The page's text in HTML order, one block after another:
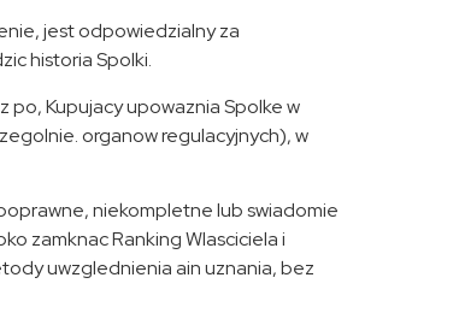
jest odpowiedzialny za
historia Spolki.
po, Kupujacy upowaznia Spolke w
organow regulacyjnych), w
niekompletne lub swiadomie
zamknac Ranking Wlasciciela i
uwzglednienia ain uznania, bez